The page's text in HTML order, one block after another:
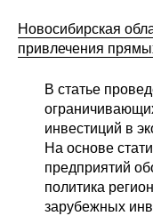
Новосибирская
привлечения
В статье
инвестиций в
На основе
предприятий
политика
зарубежных